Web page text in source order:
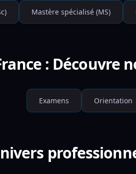
Mastère spécialisé (MS)
: Découvre
Examens Orientation